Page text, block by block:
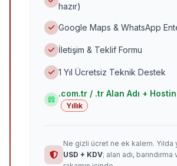
hazır)
Google Maps & WhatsApp
İletişim & Teklif Formu
1 Yıl Ücretsiz Teknik Destek
.com.tr / .tr Alan Adı +
Yıllık
Ne gizli ücret ne ek kalem. Yılda
USD + KDV; alan adı,